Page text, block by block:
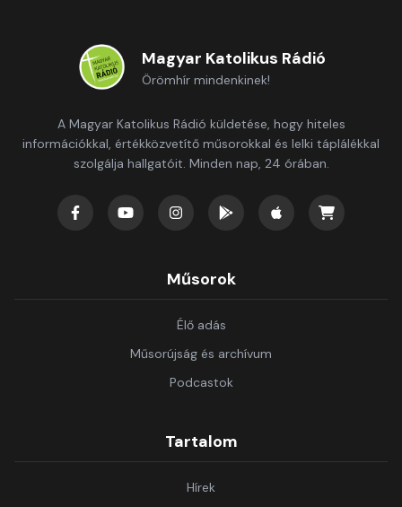
Magyar Katolikus Rádió
Örömhír mindenkinek!
A Magyar Katolikus Rádió küldetése, hogy hiteles
információkkal, értékközvetítő műsorokkal és lelki táplálékkal
szolgálja hallgatóit. Minden nap, 24 órában.
Műsorok
Élő adás
Műsorújság és archívum
Podcastok
Tartalom
Hírek